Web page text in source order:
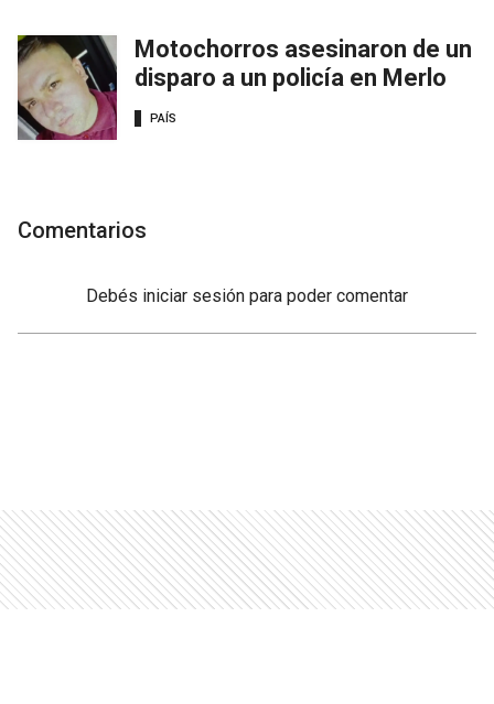
Motochorros asesinaron de un
disparo a un policía en Merlo
PAÍS
Comentarios
Debés iniciar sesión para poder comentar